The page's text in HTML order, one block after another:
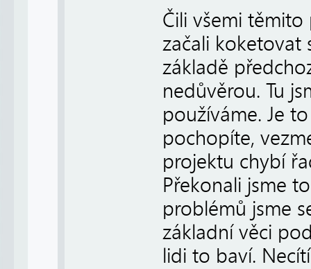
Čili všemi těmito
začali koketovat
základě
nedůvěrou. Tu
používáme. Je
pochopíte,
projektu chybí
Překonali jsme
problémů jsme
základní věci
lidi to baví.